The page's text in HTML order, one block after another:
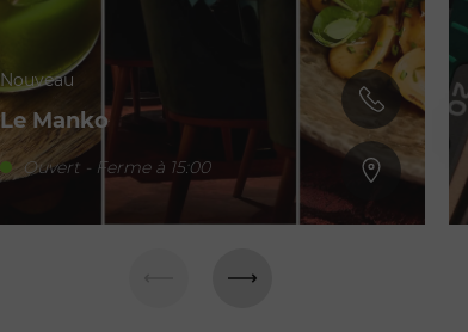
Nouveau
Le Manko
Ouvert - Ferme à 15:00